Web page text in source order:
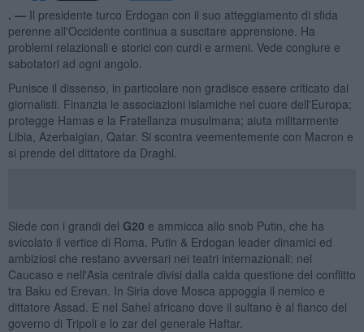
. — Il presidente turco Erdogan con il suo atteggiamento di sfida
perenne all'Occidente continua a suscitare apprensione. Ha
problemi relazionali e storici con curdi e armeni. Vede congiure e
sabotatori ad ogni angolo.
Punisce il dissenso, in particolare non gradisce essere criticato dai
giornalisti. Finanzia le associazioni islamiche nel cuore dell'Europa;
protegge Hamas e la Fratellanza musulmana; aiuta militarmente
Libia, Azerbaigian, Qatar. Si scontra veementemente con Macron e
si prende del dittatore da Draghi.
Siede con i grandi del G20 e ammicca allo snob Putin, che ha
svicolato il vertice di Roma. Putin & Erdogan leader dinamici ed
ambiziosi che restano avversari nei teatri internazionali: nel
Caucaso e nell'Asia centrale divisi dalla calda questione del conflitto
tra Baku ed Erevan. In Siria dove Mosca appoggia il nemico e
dittatore Assad. E nel Sahel africano dove il sultano è al fianco del
governo di Tripoli e lo zar del generale Haftar.